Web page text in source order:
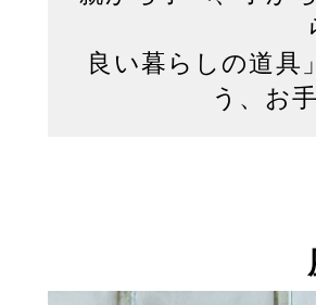
良い暮らしの道具
う、お